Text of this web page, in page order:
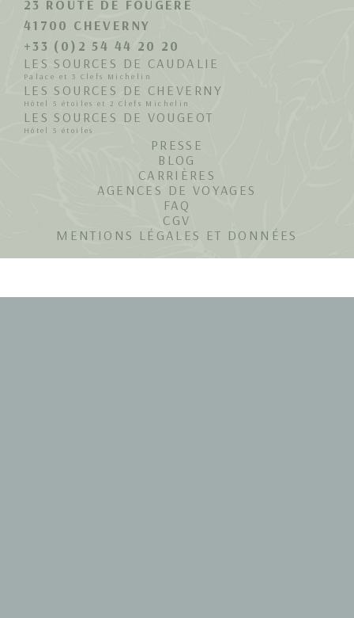
23 ROUTE DE FOUGÈRE
41700 CHEVERNY
+33 (0)2 54 44 20 20
LES SOURCES DE CAUDALIE
Palace et 3 Clefs Michelin
LES SOURCES DE CHEVERNY
Hôtel 5 étoiles et 2 Clefs Michelin
LES SOURCES DE VOUGEOT
Hôtel 5 étoiles
PRESSE
BLOG
CARRIÈRES
AGENCES DE VOYAGES
FAQ
CGV
MENTIONS LÉGALES ET DONNÉES